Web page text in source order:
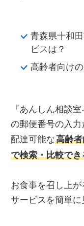
青森県十和
ビスは？
高齢者向け
『あんしん相談
の郵便番号の入力
配達可能な高齢
で検索・比較で
お食事を召し上
サービスを簡単に